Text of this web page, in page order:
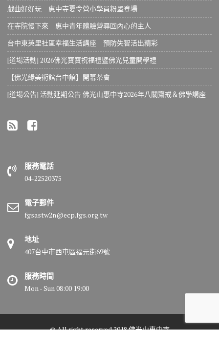
戲曲好好玩 惠中寺夏令營小學員粉墨登場
在寺院慢下來 惠中青年體驗營尋回內心的主人
台中東英里社區幸福生活講座 預防失智活出精彩
[道場活動] 2026佛光寶寶祝福禮暨佛光兒童開學禮
【佛光緣美術館台中館】開幕茶會
[道場公告] 活動延期公告 佛光山惠中寺2026年八關齋戒＆佛學講座
服務電話
04-22520375
電子郵件
fgsastw2n@ecp.fgs.org.tw
地址
407台中市西屯區福元街69號
服務時間
Mon - Sun 08:00 19:00
© All right reserved 2018 佛光山惠中寺